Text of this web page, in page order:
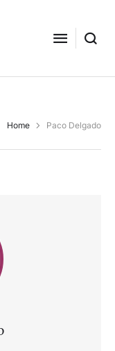
Home Paco Delgado